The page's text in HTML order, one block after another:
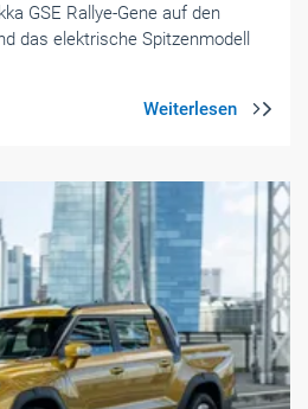
GSE Rallye-Gene auf den
das elektrische Spitzenmodell